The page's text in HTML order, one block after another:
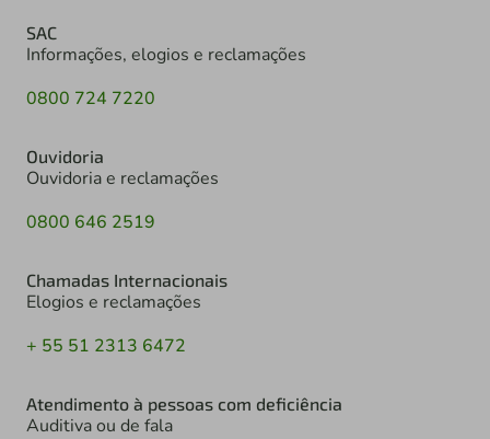
SAC
Informações, elogios e reclamações
0800 724 7220
Ouvidoria
Ouvidoria e reclamações
0800 646 2519
Chamadas Internacionais
Elogios e reclamações
+ 55 51 2313 6472
Atendimento à pessoas com deficiência
Auditiva ou de fala